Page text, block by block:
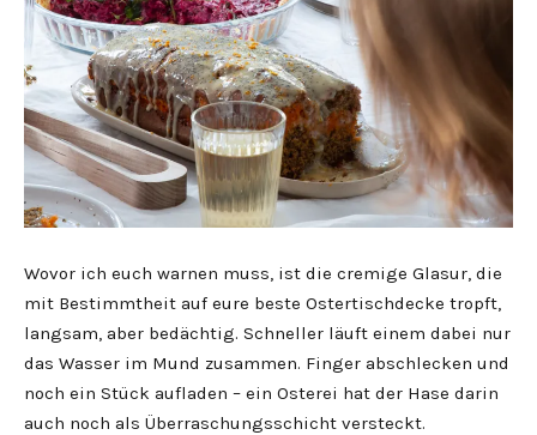
Wovor ich euch warnen muss, ist die cremige Glasur, die
mit Bestimmtheit auf eure beste Ostertischdecke tropft,
langsam, aber bedächtig. Schneller läuft einem dabei nur
das Wasser im Mund zusammen. Finger abschlecken und
noch ein Stück aufladen – ein Osterei hat der Hase darin
auch noch als Überraschungsschicht versteckt.